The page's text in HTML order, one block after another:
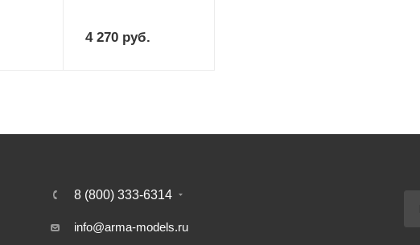
4 270 руб.
8 (800) 333-6314
info@arma-models.ru